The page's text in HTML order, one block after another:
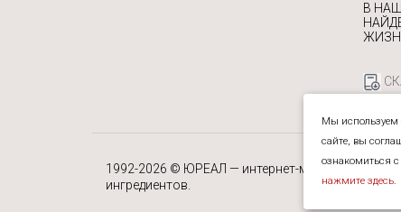
В
1992-2026 © ЮРЕАЛ — интернет-магазин
ингредиентов.
Мы используем
сайте, вы
ознакомиться
нажмите здесь.